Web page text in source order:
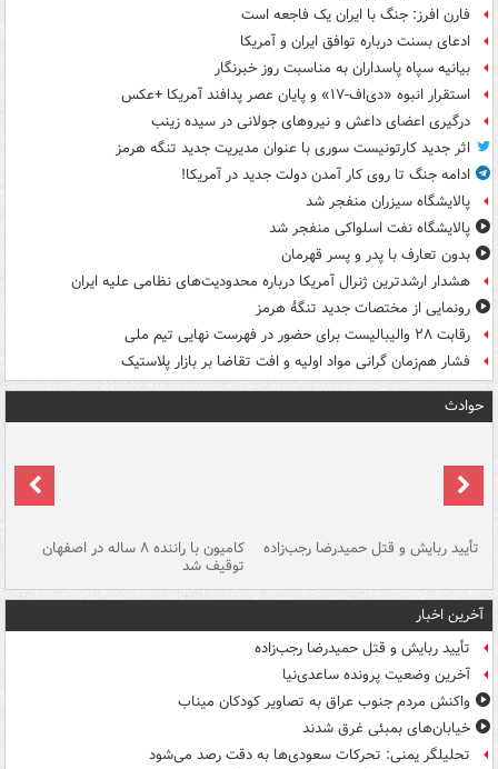
فارن افرز: جنگ با ایران یک فاجعه است
ادعای بسنت درباره توافق ایران و آمریکا
بیانیه سپاه پاسداران به مناسبت روز خبرنگار
استقرار انبوه «دی‌اف‑۱۷» و پایان عصر پدافند آمریکا +عکس
درگیری اعضای داعش و نیروهای جولانی در سیده زینب
اثر جدید کارتونیست سوری با عنوان مدیریت جدید تنگه هرمز
ادامه جنگ تا روی کار آمدن دولت جدید در آمریکا!
پالایشگاه سیزران منفجر شد
پالایشگاه نفت اسلواکی منفجر شد
بدون تعارف با پدر و پسر قهرمان
هشدار ارشدترین ژنرال آمریکا درباره محدودیت‌های نظامی علیه ایران
رونمایی از مختصات جدید تنگۀ هرمز
رقابت ۲۸ والیبالیست برای حضور در فهرست نهایی تیم ملی
فشار هم‌زمان گرانی مواد اولیه و افت تقاضا بر بازار پلاستیک
حوادث
تأیید ربایش و قتل حمیدرضا رجب‌زاده کامیون با راننده ۸ ساله در اصفهان
توقیف شد
آخرین اخبار
تأیید ربایش و قتل حمیدرضا رجب‌زاده
آخرین وضعیت پرونده ساعدی‌نیا
واکنش مردم جنوب عراق به تصاویر کودکان میناب
خیابان‌های بمبئی غرق شدند
تحلیلگر یمنی: تحرکات سعودی‌ها به دقت رصد می‌شود